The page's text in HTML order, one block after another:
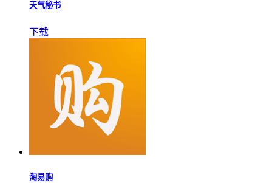
天气秘书
下载
淘易购